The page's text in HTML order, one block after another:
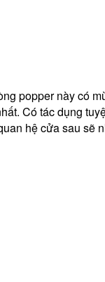
popper này có
Có tác dụng
hệ cửa sau sẽ